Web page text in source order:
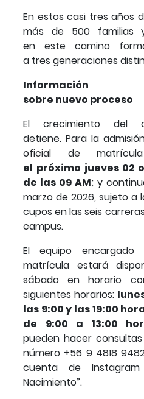
En estos casi tres años
más de 500 familias
en este camino
a tres generaciones
Información
sobre nuevo proceso
El crecimiento del
detiene. Para la
oficial de
el próximo jueves 02
de las 09 AM; y
marzo de 2026, sujeto a
cupos en las seis
campus.
El equipo
matrícula estará
sábado en horario
siguientes horarios:
las 9:00 y las 19:00
de 9:00 a 13:00
pueden hacer
número +56 9 4818
cuenta de Instagram
Nacimiento”.